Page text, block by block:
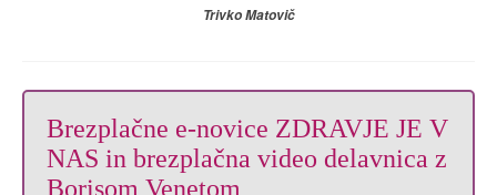
Trivko Matovič
Brezplačne e-novice ZDRAVJE JE V
NAS in brezplačna video delavnica z
Borisom Venetom